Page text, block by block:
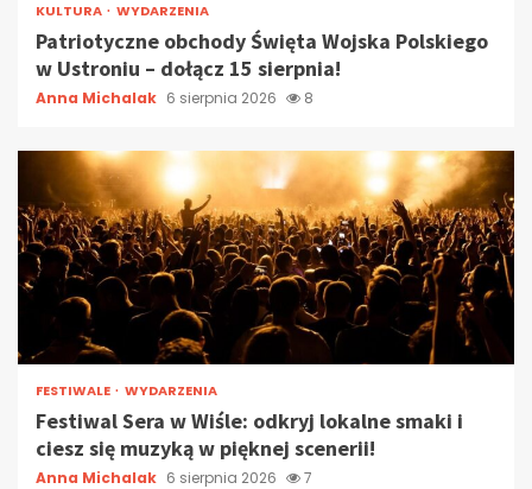
KULTURA WYDARZENIA
Patriotyczne obchody Święta Wojska Polskiego
w Ustroniu – dołącz 15 sierpnia!
Anna Michalak 6 sierpnia 2026 8
FESTIWALE WYDARZENIA
Festiwal Sera w Wiśle: odkryj lokalne smaki i
ciesz się muzyką w pięknej scenerii!
Anna Michalak 6 sierpnia 2026 7